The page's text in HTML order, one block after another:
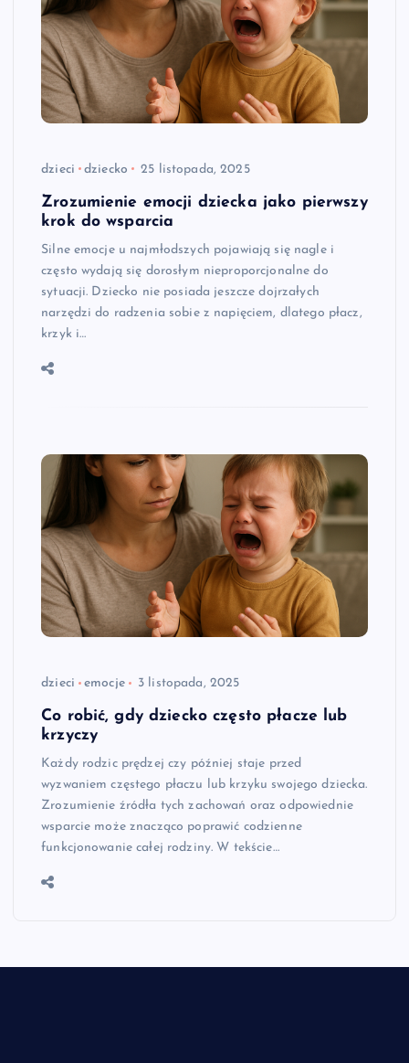
dzieci dziecko 25 listopada, 2025
Zrozumienie emocji dziecka jako pierwszy
krok do wsparcia
Silne emocje u najmłodszych pojawiają się nagle i
często wydają się dorosłym nieproporcjonalne do
sytuacji. Dziecko nie posiada jeszcze dojrzałych
narzędzi do radzenia sobie z napięciem, dlatego płacz,
krzyk i…
dzieci emocje 3 listopada, 2025
Co robić, gdy dziecko często płacze lub
krzyczy
Każdy rodzic prędzej czy później staje przed
wyzwaniem częstego płaczu lub krzyku swojego dziecka.
Zrozumienie źródła tych zachowań oraz odpowiednie
wsparcie może znacząco poprawić codzienne
funkcjonowanie całej rodziny. W tekście…